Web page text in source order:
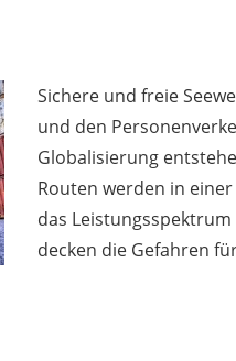
Sichere und freie
und den
Globalisierung
Routen werden in
das
decken die Gefahren